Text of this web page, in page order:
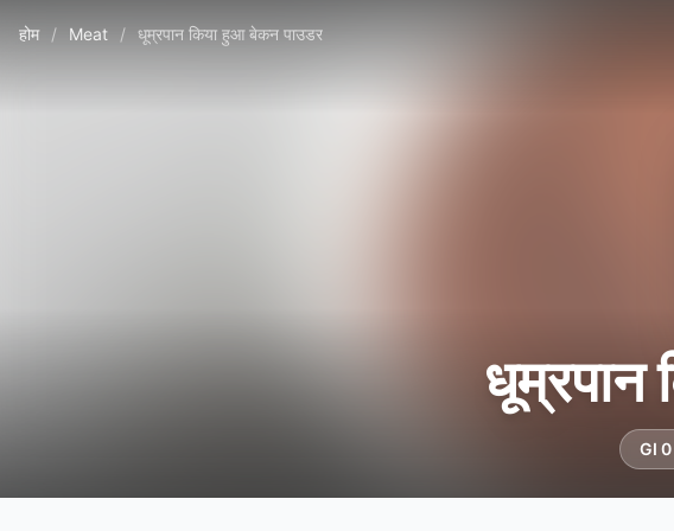
होम / Meat / धूम्रपान किया हुआ बेकन पाउडर
धूम्रपान
GI 0